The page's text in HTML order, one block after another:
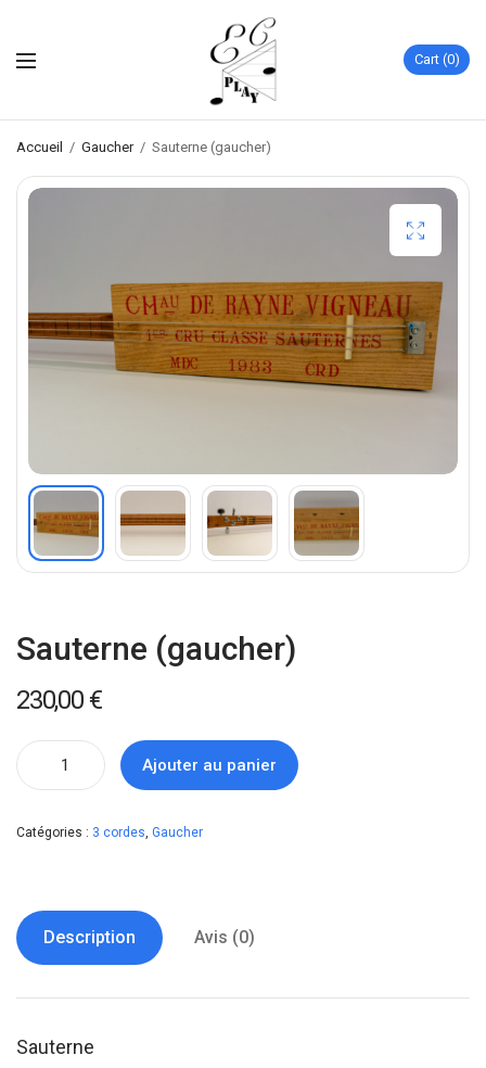
Cart 0
Accueil / Gaucher / Sauterne (gaucher)
Sauterne (gaucher)
230,00 €
Ajouter au panier
Catégories : 3 cordes Gaucher
Description Avis (0)
Sauterne